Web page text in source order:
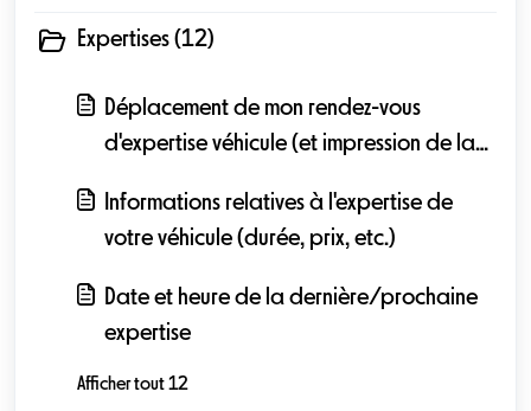
Expertises (12)
Déplacement de mon rendez-vous
d'expertise véhicule (et impression de la
Informations relatives à l'expertise de
votre véhicule (durée, prix, etc.)
Date et heure de la dernière/prochaine
expertise
Afficher tout 12